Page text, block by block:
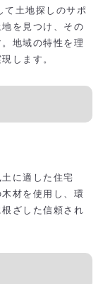
て土地探しのサポ
を見つけ、その
地域の特性を理
します。
に適した住宅
材を使用し、環
ざした信頼され